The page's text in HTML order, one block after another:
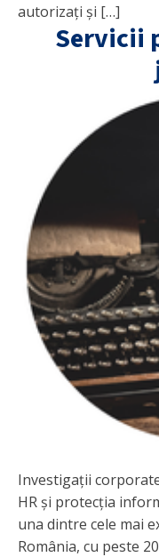
autorizați și […]
Servicii
Investigații
HR și protecția
una dintre cele mai
România, cu peste